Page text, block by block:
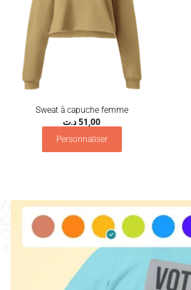
Sweat à capuche femme
51,00 د.ت
Personnaliser